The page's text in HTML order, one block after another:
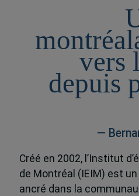
vers
depuis
—
Créé en 2002, l’Institut
de Montréal (IEIM) est
ancré dans la